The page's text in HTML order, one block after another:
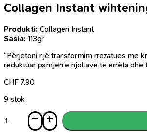
Collagen Instant
Produkti: Collagen Instant
Sasia: 113gr
“Përjetoni një transformim rrezatues me
reduktuar pamjen e njollave të errëta dhe
CHF 7.90
9 stok
Collagen